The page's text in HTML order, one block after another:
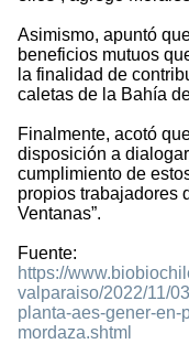
Asimismo, apuntó
beneficios mutuos
la finalidad de
caletas de la Bahía
Finalmente, acotó
disposición a
cumplimiento de
propios trabajadores
Ventanas”.
Fuente:
https://
valparaiso/2022/11/
planta-aes-gener-
mordaza.shtml